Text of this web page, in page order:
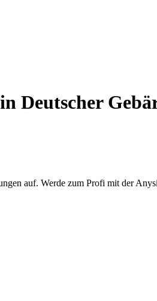
in Deutscher
auf. Werde zum Profi mit der